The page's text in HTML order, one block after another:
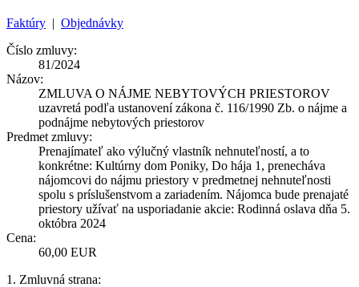
Faktúry | Objednávky
Číslo zmluvy:
81/2024
Názov:
ZMLUVA O NÁJME NEBYTOVÝCH PRIESTOROV
uzavretá podľa ustanovení zákona č. 116/1990 Zb. o nájme a
podnájme nebytových priestorov
Predmet zmluvy:
Prenajímateľ ako výlučný vlastník nehnuteľností, a to
konkrétne: Kultúrny dom Poniky, Do hája 1, prenecháva
nájomcovi do nájmu priestory v predmetnej nehnuteľnosti
spolu s príslušenstvom a zariadením. Nájomca bude prenajaté
priestory užívať na usporiadanie akcie: Rodinná oslava dňa 5.
októbra 2024
Cena:
60,00 EUR
1. Zmluvná strana: